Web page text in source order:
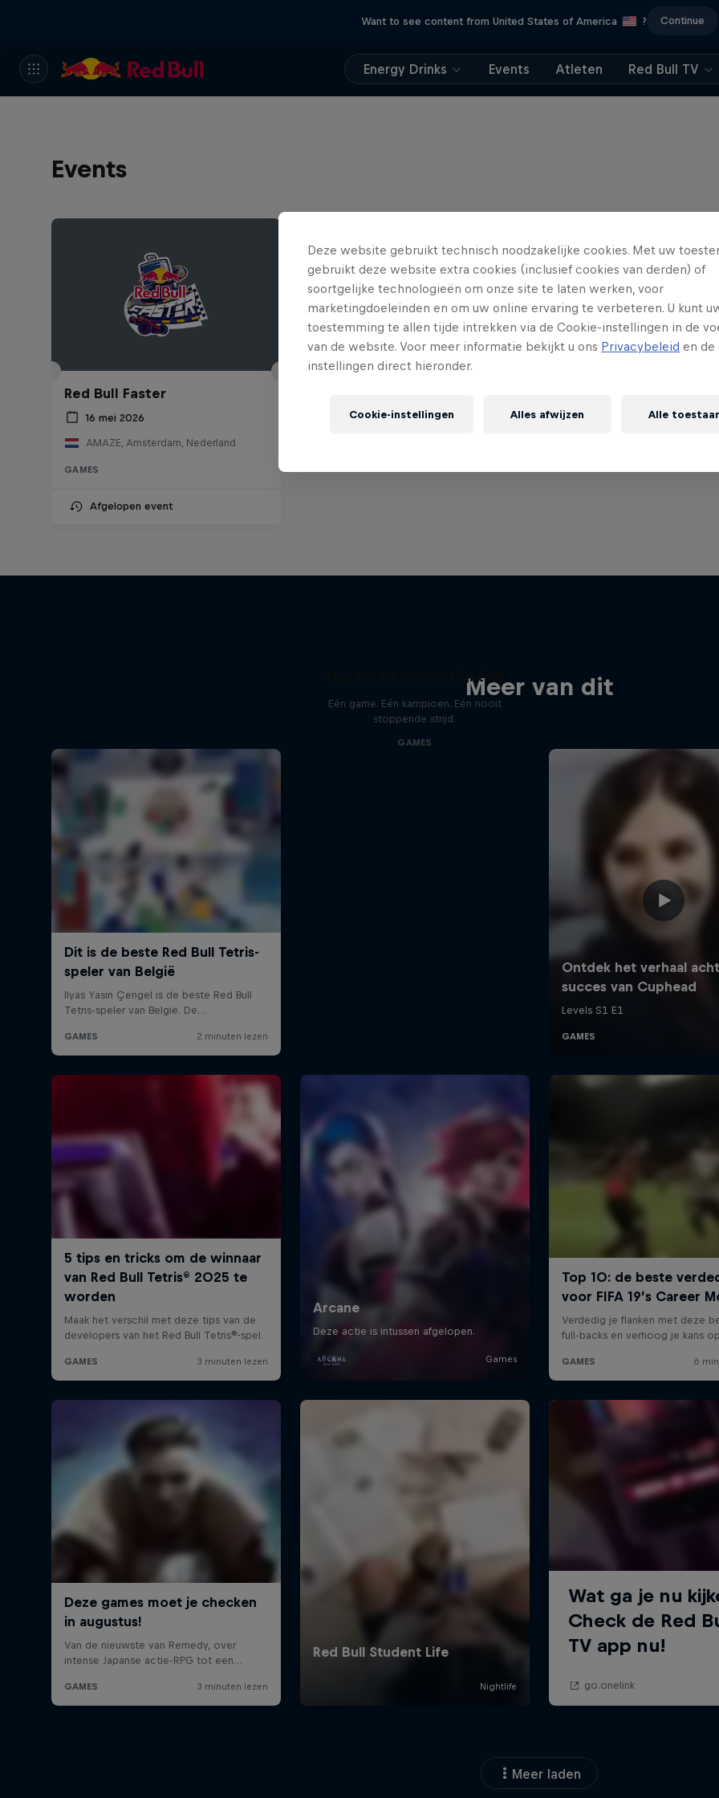
Want to see content from United States of America ? Continue
Energy Drinks Events Atleten Red Bull TV
Events
Red Bull Faster
16 mei 2026
AMAZE, Amsterdam, Nederland
GAMES
Afgelopen event
Meer van dit
The Art Of Street Fighting
Eén game. Eén kampioen. Eén nooit
stoppende strijd.
GAMES
Meer laden
Deze website gebruikt technisch noodzakelijke cookies. Met uw
gebruikt deze website extra cookies (inclusief cookies van derden) of
soortgelijke technologieën om onze site te laten werken, voor
marketingdoeleinden en om uw online ervaring te verbeteren. U kunt
toestemming te allen tijde intrekken via de Cookie-instellingen in de
van de website. Voor meer informatie bekijkt u ons Privacybeleid en de
instellingen direct hieronder.
Cookie-instellingen Alles afwijzen Alle